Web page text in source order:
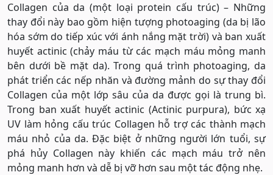
Collagen của da (một loại protein cấu trúc) – Những
thay đổi này bao gồm hiện tượng photoaging (da bị lão
hóa sớm do tiếp xúc với ánh nắng mặt trời) và ban xuất
huyết actinic (chảy máu từ các mạch máu mỏng manh
bên dưới bề mặt da). Trong quá trình photoaging, da
phát triển các nếp nhăn và đường mảnh do sự thay đổi
Collagen của một lớp sâu của da được gọi là trung bì.
Trong ban xuất huyết actinic (Actinic purpura), bức xạ
UV làm hỏng cấu trúc Collagen hỗ trợ các thành mạch
máu nhỏ của da. Đặc biệt ở những người lớn tuổi, sự
phá hủy Collagen này khiến các mạch máu trở nên
mỏng manh hơn và dễ bị vỡ hơn sau một tác động nhẹ.